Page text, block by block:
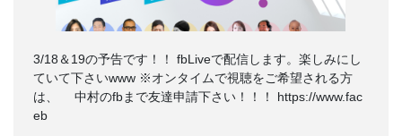
3/18＆19の予告です！！ fbLiveで配信します。楽しみにし
ていて下さいwww ※オンタイムで視聴をご希望される方
は、 中村のfbまで友達申請下さい！！！ https://www.fac
eb